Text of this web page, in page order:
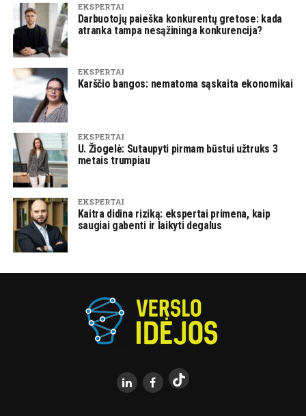
EKSPERTAI
Darbuotojų paieška konkurentų gretose: kada
atranka tampa nesąžininga konkurencija?
EKSPERTAI
Karščio bangos: nematoma sąskaita ekonomikai
EKSPERTAI
U. Žiogelė: Sutaupyti pirmam būstui užtruks 3
metais trumpiau
EKSPERTAI
Kaitra didina riziką: ekspertai primena, kaip
saugiai gabenti ir laikyti degalus